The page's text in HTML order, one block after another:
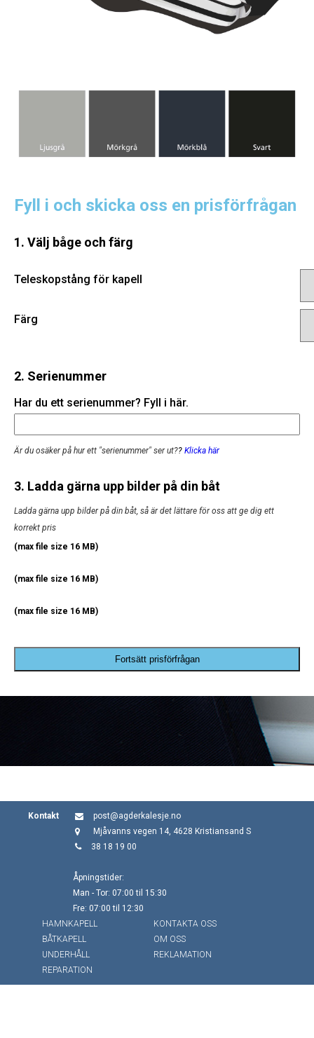
Fyll i och skicka oss en prisförfrågan
1. Välj båge och färg
Teleskopstång för kapell
Färg
2. Serienummer
Har du ett serienummer? Fyll i här.
Är du osäker på hur ett "serienummer" ser ut?? Klicka här
3. Ladda gärna upp bilder på din båt
Ladda gärna upp bilder på din båt, så är det lättare för oss att ge dig ett
korrekt pris
(max file size 16 MB)
(max file size 16 MB)
(max file size 16 MB)
Fortsätt prisförfrågan
Kontakt
post@agderkalesje.no
Mjåvanns vegen 14, 4628 Kristiansand S
38 18 19 00
Åpningstider:
Man - Tor: 07:00 til 15:30
Fre: 07:00 til 12:30
HAMNKAPELL
BÅTKAPELL
UNDERHÅLL
REPARATION
KONTAKTA OSS
OM OSS
REKLAMATION